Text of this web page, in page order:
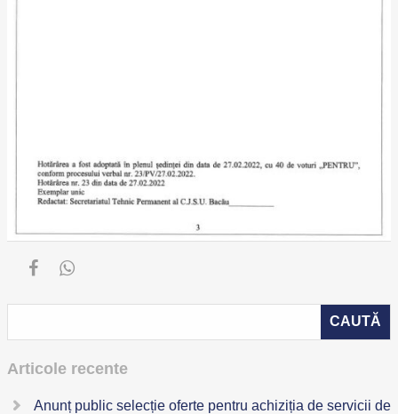
Articole recente
Anunț public selecție oferte pentru achiziția de servicii de